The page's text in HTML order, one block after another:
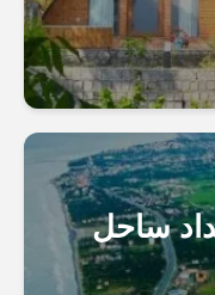
ساحل